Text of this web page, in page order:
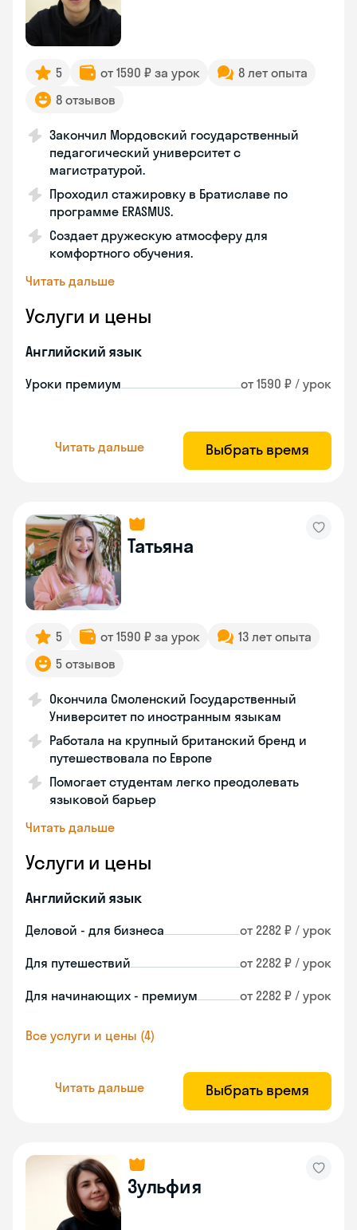
5 от 1590 ₽ за урок
8 лет опыта
8 отзывов
Закончил Мордовский государственный
педагогический университет с
магистратурой.
Проходил стажировку в Братиславе по
программе ERASMUS.
Создает дружескую атмосферу для
комфортного обучения.
Читать дальше
Услуги и цены
Английский язык
Уроки премиум от 1590 ₽ / урок
Читать дальше Выбрать время
Татьяна
5 от 1590 ₽ за урок
13 лет опыта
5 отзывов
Окончила Смоленский Государственный
Университет по иностранным языкам
Работала на крупный британский бренд и
путешествовала по Европе
Помогает студентам легко преодолевать
языковой барьер
Читать дальше
Услуги и цены
Английский язык
Деловой - для бизнеса от 2282 ₽ / урок
Для путешествий от 2282 ₽ / урок
Для начинающих - премиум от 2282 ₽ / урок
Все услуги и цены (4)
Читать дальше Выбрать время
Зульфия